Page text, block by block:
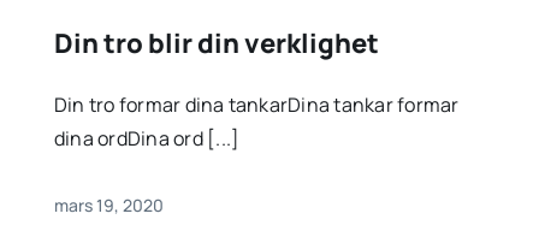
Din tro blir din verklighet
Din tro formar dina tankarDina tankar formar
dina ordDina ord [...]
mars 19, 2020